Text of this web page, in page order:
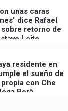
unas caras
dice Rafael
retorno de
Leite
residente en
el sueño de
con Che
Porã